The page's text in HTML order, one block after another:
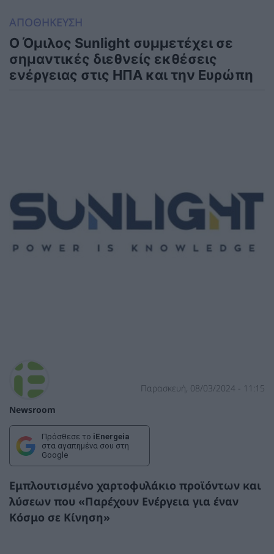
ΑΠΟΘΗΚΕΥΣΗ
Ο Όμιλος Sunlight συμμετέχει σε
σημαντικές διεθνείς εκθέσεις
ενέργειας στις ΗΠΑ και την Ευρώπη
Newsroom
Παρασκευή, 08/03/2024 - 11:15
Πρόσθεσε το iEnergeia
στα αγαπημένα σου στη
Google
Εμπλουτισμένο χαρτοφυλάκιο προϊόντων και
λύσεων που «Παρέχουν Ενέργεια για έναν
Κόσμο σε Κίνηση»